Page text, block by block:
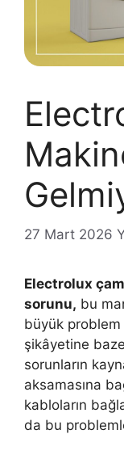
27 Mart 2026
Electrolux
sorunu, bu
büyük
şikâyetine
sorunların
aksamasına
kabloların
da bu